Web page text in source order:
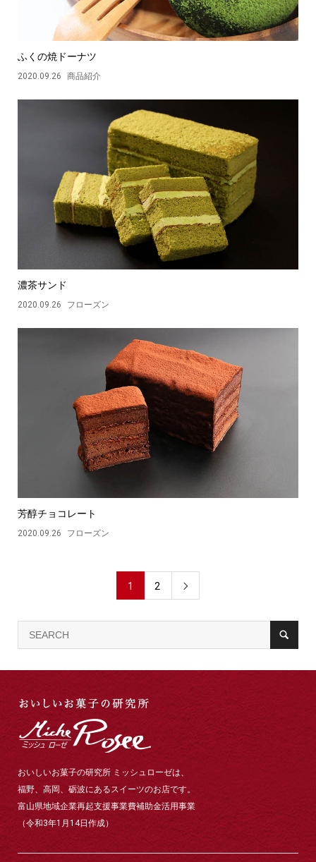
ふくの焼ドーナツ
2020.09.26 商品紹介
濃茶サンド
2020.09.26 フローズン
芳醇チョコレート
2020.09.26 フローズン
1 2 
おいしいお菓子の研究所 ミッシュローゼは、
福野、高岡、砺波にあるスイーツのお店です。
富山県地域企業再起支援事業費補助金活用事業
（令和3年1月14日作成）